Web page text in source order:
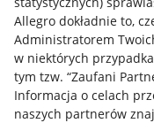
Allegro dokładnie to,
Administratorem
w niektórych
tym tzw. “Zaufani
Informacja o celach
naszych partnerów
Przydatne